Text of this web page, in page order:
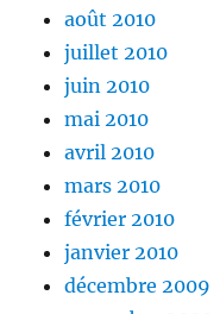
août 2010
juillet 2010
juin 2010
mai 2010
avril 2010
mars 2010
février 2010
janvier 2010
décembre 2009